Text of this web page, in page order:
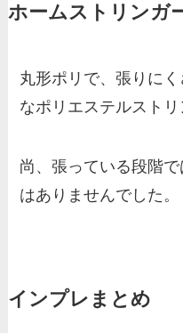
ホームストリンガ
丸形ポリで、張りに
なポリエステルストリ
尚、張っている段階
はありませんでした。
インプレまとめ